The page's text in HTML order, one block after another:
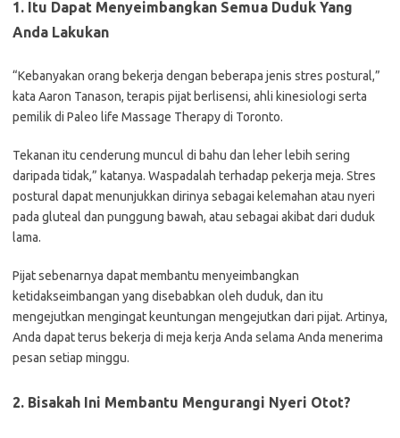
1. Itu Dapat Menyeimbangkan Semua Duduk Yang
Anda Lakukan
“Kebanyakan orang bekerja dengan beberapa jenis stres postural,”
kata Aaron Tanason, terapis pijat berlisensi, ahli kinesiologi serta
pemilik di Paleo life Massage Therapy di Toronto.
Tekanan itu cenderung muncul di bahu dan leher lebih sering
daripada tidak,” katanya. Waspadalah terhadap pekerja meja. Stres
postural dapat menunjukkan dirinya sebagai kelemahan atau nyeri
pada gluteal dan punggung bawah, atau sebagai akibat dari duduk
lama.
Pijat sebenarnya dapat membantu menyeimbangkan
ketidakseimbangan yang disebabkan oleh duduk, dan itu
mengejutkan mengingat keuntungan mengejutkan dari pijat. Artinya,
Anda dapat terus bekerja di meja kerja Anda selama Anda menerima
pesan setiap minggu.
2. Bisakah Ini Membantu Mengurangi Nyeri Otot?